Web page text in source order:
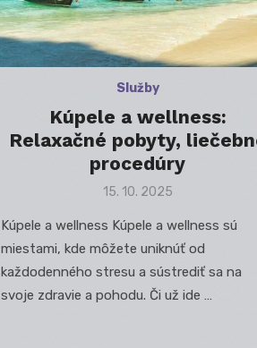
Služby
Kúpele a wellness:
Relaxačné pobyty,
procedúry
Posted
15. 10. 2025
Kúpele a wellness Kúpele a wellness sú
miestami, kde môžete uniknúť od
každodenného stresu a sústrediť sa na
svoje zdravie a pohodu. Či už ide …